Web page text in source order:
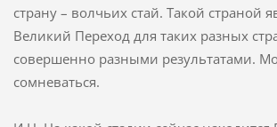
страну – волчьих стай. Такой страной
Великий Переход для таких разных
совершенно разными результатами.
сомневаться.